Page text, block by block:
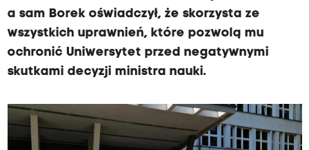
a sam Borek oświadczył, że skorzysta ze
wszystkich uprawnień, które pozwolą mu
ochronić Uniwersytet przed negatywnymi
skutkami decyzji ministra nauki.